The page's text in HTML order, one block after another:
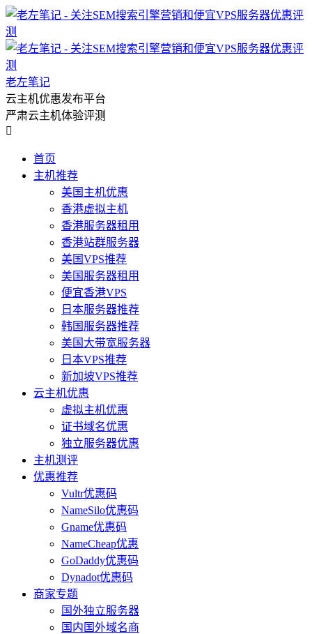
老左笔记
云主机优惠发布平台
严肃云主机体验评测

首页
主机推荐
美国主机优惠
香港虚拟主机
香港服务器租用
香港站群服务器
美国VPS推荐
美国服务器租用
便宜香港VPS
日本服务器推荐
韩国服务器推荐
美国大带宽服务器
日本VPS推荐
新加坡VPS推荐
云主机优惠
虚拟主机优惠
证书域名优惠
独立服务器优惠
主机测评
优惠推荐
Vultr优惠码
NameSilo优惠码
Gname优惠码
NameCheap优惠
GoDaddy优惠码
Dynadot优惠码
商家专题
国外独立服务器
国内国外域名商